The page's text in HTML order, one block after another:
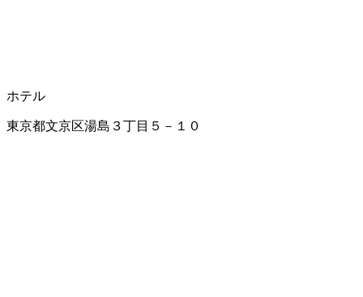
ホテル
東京都文京区湯島３丁目５－１０